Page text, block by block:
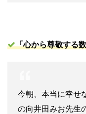
「心から尊敬する
今朝、本当に幸せ
の向井田みお先生